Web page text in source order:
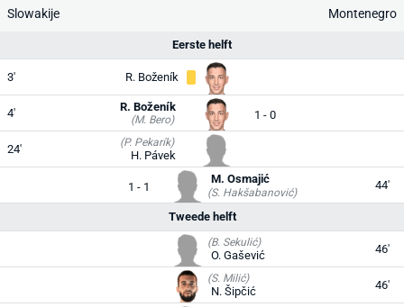
Slowakije Montenegro
Eerste helft
3' R. Boženík
4' (M. Bero)
R. Boženík
1 - 0
24' (P. Pekarík)
H. Pávek
1 - 1
M. Osmajić
(S. Hakšabanović)
44'
Tweede helft
(B. Sekulić)
O. Gašević 46'
(S. Milić)
N. Šipčić 46'